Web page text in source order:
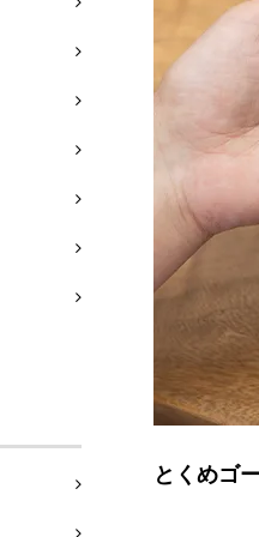
とくめゴ